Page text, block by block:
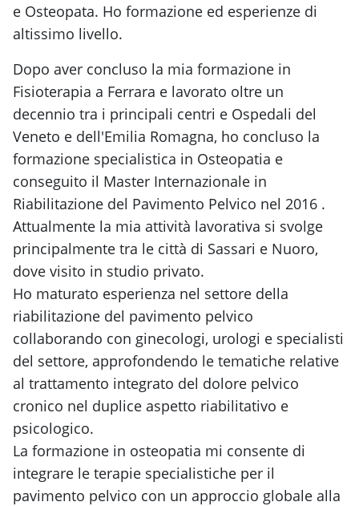
e Osteopata. Ho formazione ed esperienze di
altissimo livello.
Dopo aver concluso la mia formazione in
Fisioterapia a Ferrara e lavorato oltre un
decennio tra i principali centri e Ospedali del
Veneto e dell'Emilia Romagna, ho concluso la
formazione specialistica in Osteopatia e
conseguito il Master Internazionale in
Riabilitazione del Pavimento Pelvico nel 2016 .
Attualmente la mia attività lavorativa si svolge
principalmente tra le città di Sassari e Nuoro,
dove visito in studio privato.
Ho maturato esperienza nel settore della
riabilitazione del pavimento pelvico
collaborando con ginecologi, urologi e specialisti
del settore, approfondendo le tematiche relative
al trattamento integrato del dolore pelvico
cronico nel duplice aspetto riabilitativo e
psicologico.
La formazione in osteopatia mi consente di
integrare le terapie specialistiche per il
pavimento pelvico con un approccio globale alla